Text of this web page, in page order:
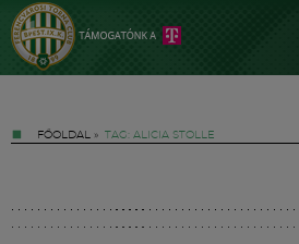
FŐOLDAL » TAG: ALICIA STOLLE